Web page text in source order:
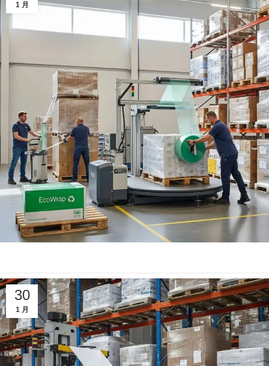
1 月
30
1 月